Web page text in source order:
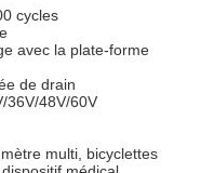
cycles
avec la plate-forme
de drain
36V/48V/60V
multi, bicyclettes